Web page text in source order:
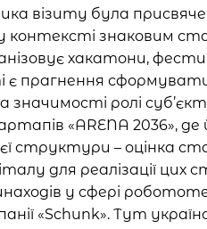
візиту була
контексті знаковим
хакатони,
є прагнення
значимості ролі
«ARENA 2036», де
структури – оцінка
для реалізації
у сфері
«Schunk». Тут